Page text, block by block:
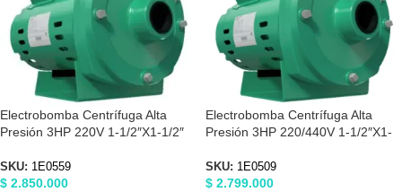
Electrobomba Centrífuga Alta
Presión 3HP 220V 1-1/2″X1-1/2″
SKU: 1E0559
$ 2.850.000
Electrobomba Centrífuga Alta
Presión 3HP 220/440V 1-1/2″X1-
SKU: 1E0509
$ 2.799.000